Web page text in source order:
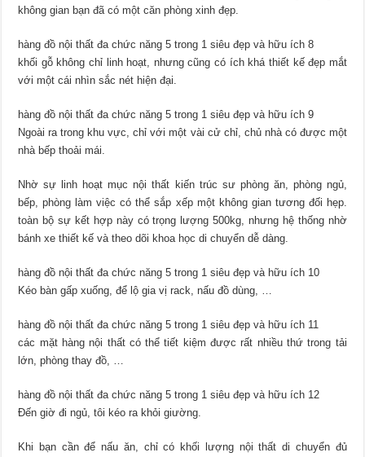
không gian bạn đã có một căn phòng xinh đẹp.
hàng đồ nội thất đa chức năng 5 trong 1 siêu đẹp và hữu ích 8
khối gỗ không chỉ linh hoạt, nhưng cũng có ích khá thiết kế đẹp mắt
với một cái nhìn sắc nét hiện đại.
hàng đồ nội thất đa chức năng 5 trong 1 siêu đẹp và hữu ích 9
Ngoài ra trong khu vực, chỉ với một vài cử chỉ, chủ nhà có được một
nhà bếp thoải mái.
Nhờ sự linh hoạt mục nội thất kiến trúc sư phòng ăn, phòng ngủ,
bếp, phòng làm việc có thể sắp xếp một không gian tương đối hẹp.
toàn bộ sự kết hợp này có trọng lượng 500kg, nhưng hệ thống nhờ
bánh xe thiết kế và theo dõi khoa học di chuyển dễ dàng.
hàng đồ nội thất đa chức năng 5 trong 1 siêu đẹp và hữu ích 10
Kéo bàn gấp xuống, để lộ gia vị rack, nấu đồ dùng, …
hàng đồ nội thất đa chức năng 5 trong 1 siêu đẹp và hữu ích 11
các mặt hàng nội thất có thể tiết kiệm được rất nhiều thứ trong tải
lớn, phòng thay đồ, …
hàng đồ nội thất đa chức năng 5 trong 1 siêu đẹp và hữu ích 12
Đến giờ đi ngủ, tôi kéo ra khỏi giường.
Khi bạn cần để nấu ăn, chỉ có khối lượng nội thất di chuyển đủ